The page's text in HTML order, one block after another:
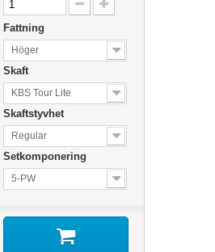
Fattning
Höger
Skaft
KBS Tour Lite
Skaftstyvhet
Regular
Setkomponering
5-PW